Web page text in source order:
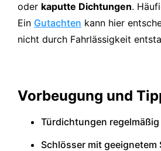
oder kaputte Dichtungen.
Ein Gutachten kann hier
nicht durch Fahrlässigkeit
Vorbeugung und
Türdichtungen
Schlösser mit geeignetem